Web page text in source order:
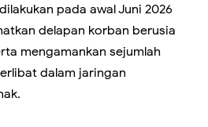
pada awal Juni 2026
delapan korban berusia
mengamankan sejumlah
dalam jaringan